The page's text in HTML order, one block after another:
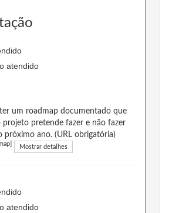
atendido
um roadmap documentado que
projeto pretende fazer e não fazer
próximo ano. (URL obrigatória)
Mostrar detalhes
atendido